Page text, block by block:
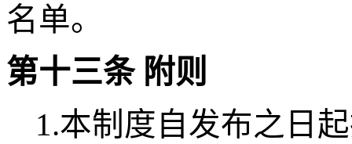
名单。
第十三条 附则
1.本制度自发布之日